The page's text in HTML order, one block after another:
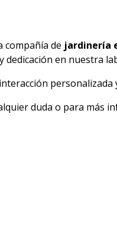
compañía de jardinería
dedicación en nuestra
duda o para más